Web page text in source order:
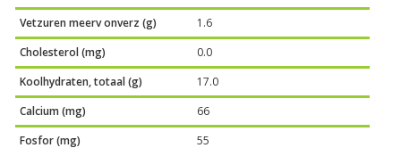
Vetzuren meerv onverz (g)
1.6
Cholesterol (mg)
0.0
Koolhydraten, totaal (g)
17.0
Calcium (mg)
66
Fosfor (mg)
55